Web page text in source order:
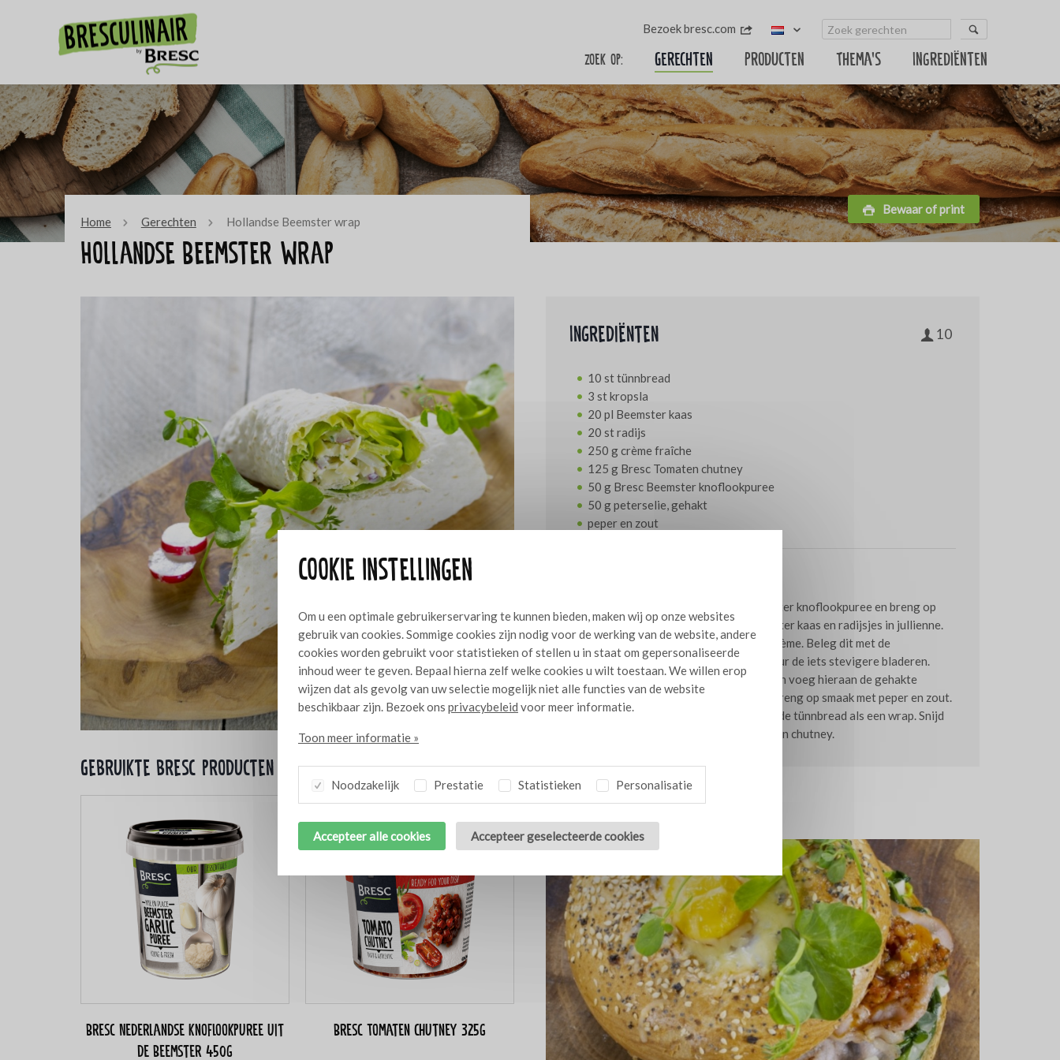
Cookie instellingen
Om u een optimale gebruikerservaring te kunnen bieden, maken wij op onze websites
gebruik van cookies. Sommige cookies zijn nodig voor de werking van de website, andere
cookies worden gebruikt voor statistieken of stellen u in staat om gepersonaliseerde
inhoud weer te geven. Bepaal hierna zelf welke cookies u wilt toestaan. We willen erop
wijzen dat als gevolg van uw selectie mogelijk niet alle functies van de website
beschikbaar zijn. Bezoek ons privacybeleid voor meer informatie.
Toon meer informatie »
Noodzakelijk Prestatie Statistieken Personalisatie
Accepteer alle cookies Accepteer geselecteerde cookies
Bezoek bresc.com
Zoek op: Gerechten Producten Thema's Ingrediënten
Home Gerechten Hollandse Beemster wrap
Hollandse Beemster wrap
Bewaar of print
Gebruikte bresc producten
Bresc Nederlandse knoflookpuree uit
de Beemster 450g
Bresc Tomaten chutney 325g
Ingrediënten 10
10 st tünnbread
3 st kropsla
20 pl Beemster kaas
20 st radijs
250 g crème fraîche
125 g Bresc Tomaten chutney
50 g Bresc Beemster knoflookpuree
50 g peterselie, gehakt
peper en zout
Vermeng de crème fraîche met de Beemster knoflookpuree en breng op
smaak met peper en zout. Snijd de Beemster kaas en radijsjes in jullienne.
Smeer de tünnbread in met de knoflookcrème. Beleg dit met de
schoongemaakte slabladeren, bij voorkeur de iets stevigere bladeren.
Vermeng de kaas met de overige crème en voeg hieraan de gehakte
peterselie en de reepjes radijs aan toe. Breng op smaak met peper en zout.
Verdeel de kaassalade over de sla en rol de tünnbread als een wrap. Snijd
de wrap schuin en garneer met de tomaten chutney.
Gerelateerde thema's